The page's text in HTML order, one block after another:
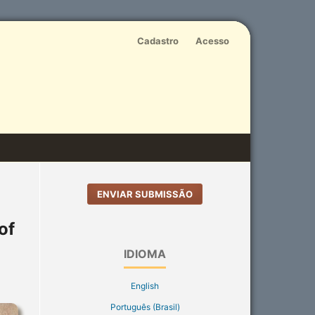
Cadastro Acesso
ENVIAR SUBMISSÃO
IDIOMA
English
Português (Brasil)